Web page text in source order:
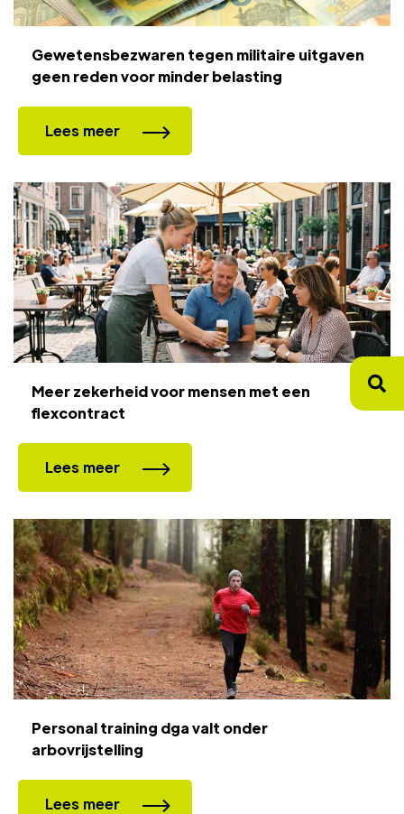
Gewetensbezwaren tegen militaire uitgaven
geen reden voor minder belasting
Lees meer
Meer zekerheid voor mensen met een
flexcontract
Lees meer
Personal training dga valt onder
arbovrijstelling
Lees meer